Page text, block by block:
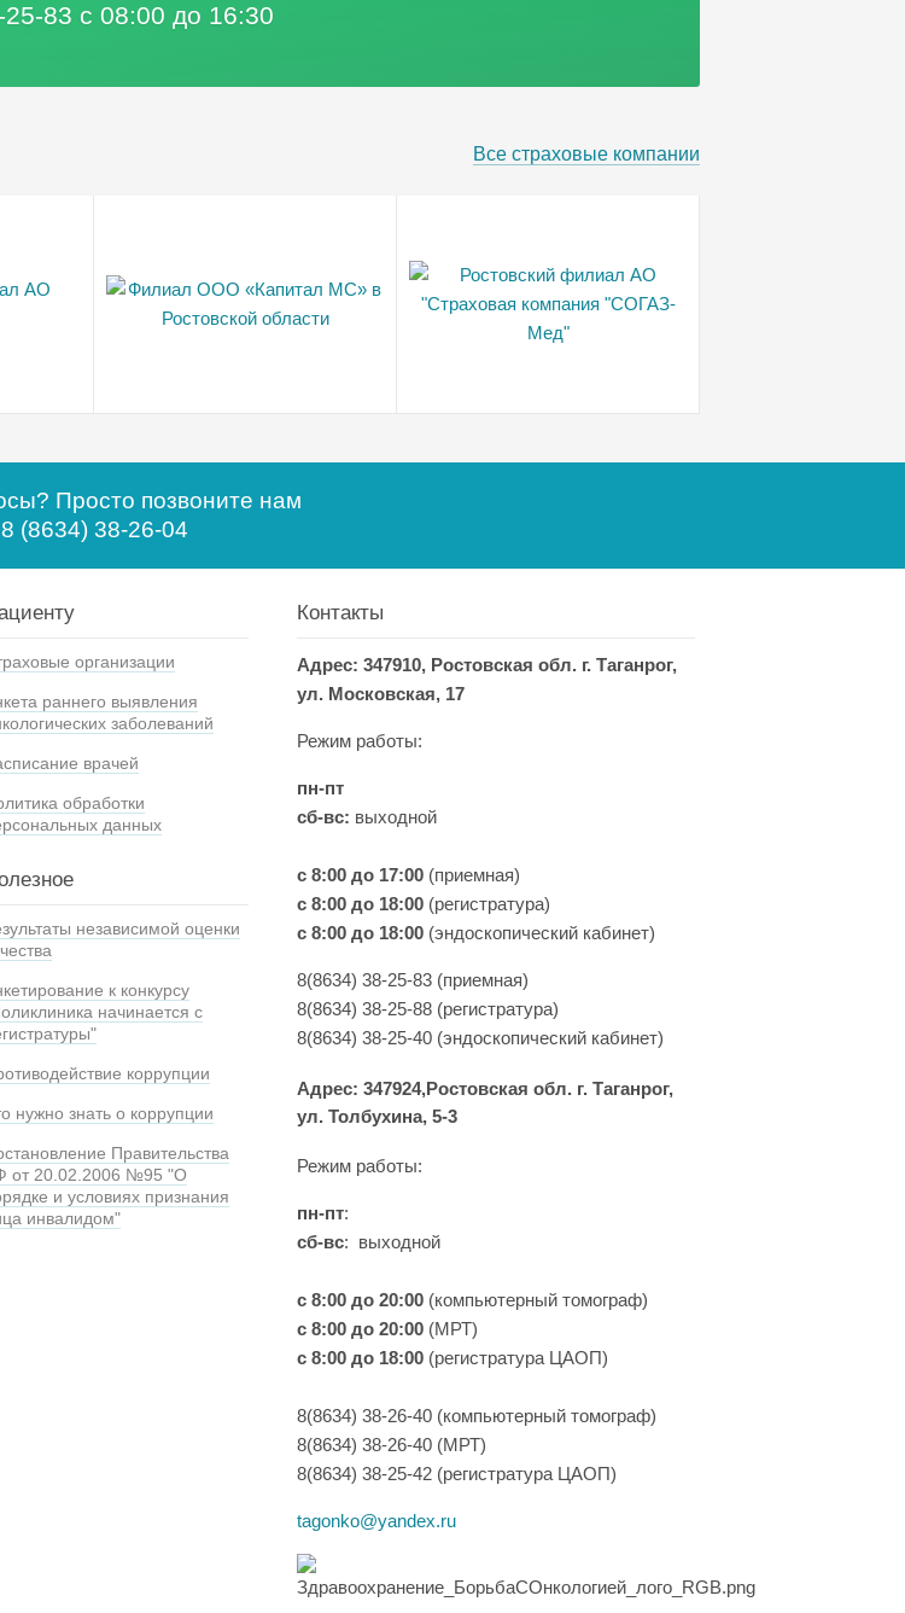
25-83 с 08:00 до 16:30
Все страховые компании
Просто позвоните нам
8 (8634) 38-26-04
организации
раннего выявления
заболеваний
врачей
обработки
данных
независимой оценки
к конкурсу
начинается с
коррупции
нужно знать о коррупции
Правительства
от 20.02.2006 №95 "О
и условиях признания
инвалидом"
Контакты
Адрес: 347910, Ростовская обл. г. Таганрог,
ул. Московская, 17
Режим работы:
пн-пт
сб-вс: выходной
с 8:00 до 17:00 (приемная)
с 8:00 до 18:00 (регистратура)
с 8:00 до 18:00 (эндоскопический кабинет)
8(8634) 38-25-83 (приемная)
8(8634) 38-25-88 (регистратура)
8(8634) 38-25-40 (эндоскопический кабинет)
Адрес: 347924,Ростовская обл. г. Таганрог,
ул. Толбухина, 5-3
Режим работы:
пн-пт:
сб-вс: выходной
с 8:00 до 20:00 (компьютерный томограф)
с 8:00 до 20:00 (МРТ)
с 8:00 до 18:00 (регистратура ЦАОП)
8(8634) 38-26-40 (компьютерный томограф)
8(8634) 38-26-40 (МРТ)
8(8634) 38-25-42 (регистратура ЦАОП)
tagonko@yandex.ru